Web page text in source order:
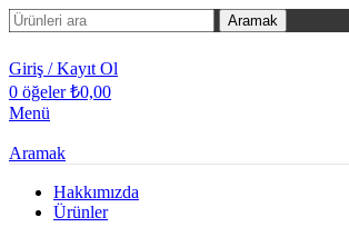
Aramak
Giriş / Kayıt Ol
0 öğeler ₺0,00
Menü
Aramak
Hakkımızda
Ürünler